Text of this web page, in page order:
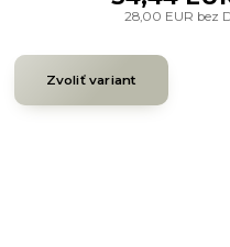
28,00 EUR bez
Zvoliť variant